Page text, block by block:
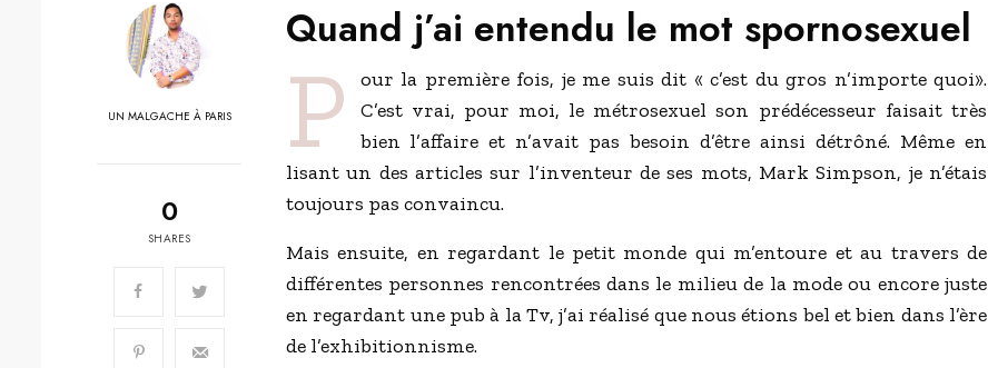
UN MALGACHE À PARIS
0
SHARES
Quand j’ai entendu le mot spornosexuel
p
our la première fois, je me suis dit « c’est du gros n’importe quoi».
C’est vrai, pour moi, le métrosexuel son prédécesseur faisait très
bien l’affaire et n’avait pas besoin d’être ainsi détrôné. Même en
lisant un des articles sur l’inventeur de ses mots, Mark Simpson, je n’étais
toujours pas convaincu.
Mais ensuite, en regardant le petit monde qui m’entoure et au travers de
différentes personnes rencontrées dans le milieu de la mode ou encore juste
en regardant une pub à la Tv, j’ai réalisé que nous étions bel et bien dans l’ère
de l’exhibitionnisme.